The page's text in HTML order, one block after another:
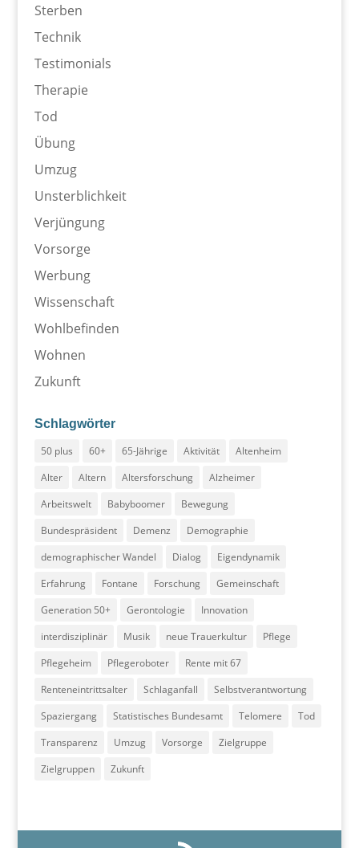
Sterben
Technik
Testimonials
Therapie
Tod
Übung
Umzug
Unsterblichkeit
Verjüngung
Vorsorge
Werbung
Wissenschaft
Wohlbefinden
Wohnen
Zukunft
Schlagwörter
50 plus
60+ 65-Jährige Aktivität
Altenheim
Alter
Altern Altersforschung
Alzheimer
Arbeitswelt
Babyboomer
Bewegung
Bundespräsident
Demenz
Demographie
demographischer Wandel
Dialog
Eigendynamik
Erfahrung
Fontane Forschung
Gemeinschaft
Generation 50+
Gerontologie
Innovation
interdisziplinär
Musik neue Trauerkultur
Pflege
Pflegeheim
Pflegeroboter
Rente mit 67
Renteneintrittsalter
Schlaganfall
Selbstverantwortung
Spaziergang
Statistisches Bundesamt Telomere
Tod
Transparenz
Umzug Vorsorge
Zielgruppe
Zielgruppen
Zukunft